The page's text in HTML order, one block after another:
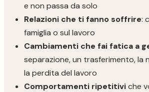
e non passa da solo
Relazioni che ti fanno soffrire:
famiglia o sul lavoro
Cambiamenti che fai fatica a
separazione, un trasferimento, la
la perdita del lavoro
Comportamenti ripetitiviche